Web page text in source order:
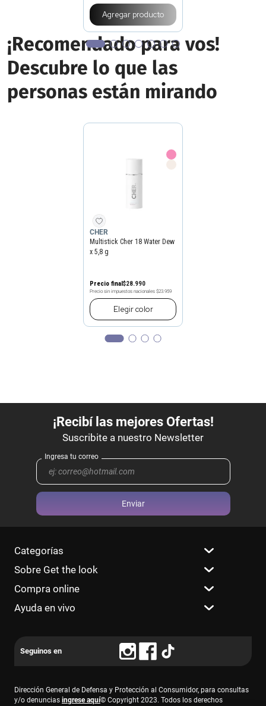
Agregar producto
¡Recomendado para vos!
Descubre lo que las
personas están mirando
CHER
Multistick Cher 18 Water Dew
x 5,8 g
Precio final$28.990
Precio sin impuestos nacionales $23.959
Elegircolor
Enviar
Categorías
Sobre Get the look
Compra online
Ayuda en vivo
Dirección General de Defensa y Protección al Consumidor, para consultas
y/o denuncias ingrese aquí© Copyright 2023. Todos los derechos